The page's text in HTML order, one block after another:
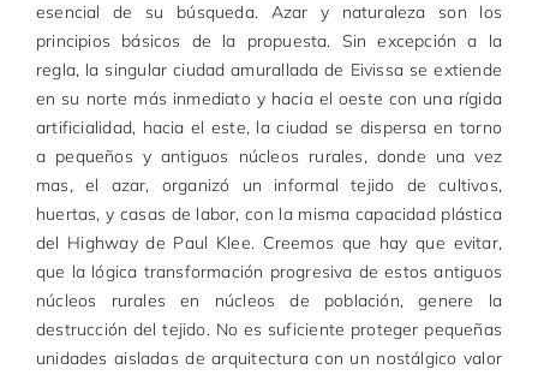
esencial de su búsqueda. Azar y naturaleza son los
principios básicos de la propuesta. Sin excepción a la
regla, la singular ciudad amurallada de Eivissa se extiende
en su norte más inmediato y hacia el oeste con una rígida
artificialidad, hacia el este, la ciudad se dispersa en torno
a pequeños y antiguos núcleos rurales, donde una vez
mas, el azar, organizó un informal tejido de cultivos,
huertas, y casas de labor, con la misma capacidad plástica
del Highway de Paul Klee. Creemos que hay que evitar,
que la lógica transformación progresiva de estos antiguos
núcleos rurales en núcleos de población, genere la
destrucción del tejido. No es suficiente proteger pequeñas
unidades aisladas de arquitectura con un nostálgico valor